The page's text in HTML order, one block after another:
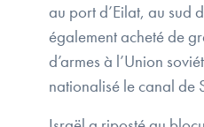
au port d’Eilat, au sud
également acheté de
d’armes à l’Union
nationalisé le canal de